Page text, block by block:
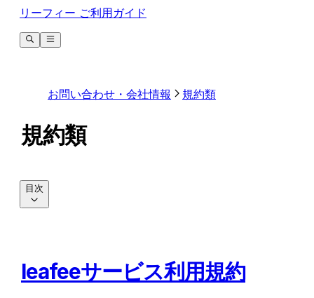
リーフィー ご利用ガイド
お問い合わせ・会社情報 規約類
規約類
leafeeサービス利用規約
目次